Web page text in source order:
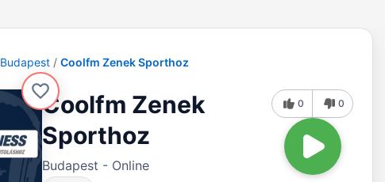
Budapest Coolfm Zenek Sporthoz
Coolfm Zenek
Sporthoz
Budapest - Online
0 0